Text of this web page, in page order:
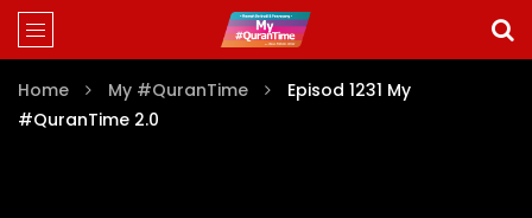
Home My #QuranTime
Episod 1231 My
#QuranTime 2.0